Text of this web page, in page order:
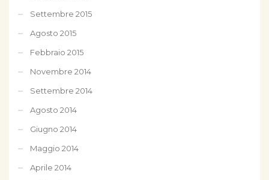
Settembre 2015
Agosto 2015
Febbraio 2015
Novembre 2014
Settembre 2014
Agosto 2014
Giugno 2014
Maggio 2014
Aprile 2014